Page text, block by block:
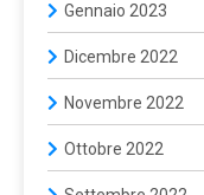
Gennaio 2023
Dicembre 2022
Novembre 2022
Ottobre 2022